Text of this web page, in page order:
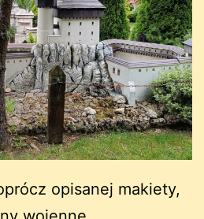
opisanej makiety,